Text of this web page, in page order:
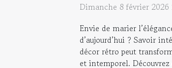
Dimanche 8 février 2026
Envie de marier
d’aujourd’hui ? Savoir
décor rétro peut
et intemporel. Découvrez